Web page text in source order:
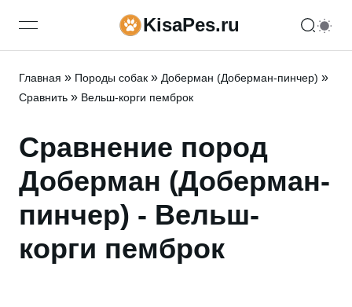
open navigation menuKisaPes.ru
Главная » Породы собак » Доберман (Доберман-пинчер) »
Сравнить » Вельш-корги пемброк
Сравнение пород
Доберман (Доберман-
пинчер) - Вельш-
корги пемброк